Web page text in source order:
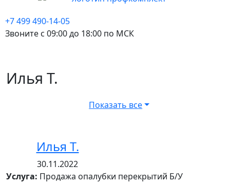
+7 499 490-14-05
Звоните с 09:00 до 18:00 по МСК
Илья Т.
Показать все
Илья Т.
30.11.2022
Услуга: Продажа опалубки перекрытий Б/У